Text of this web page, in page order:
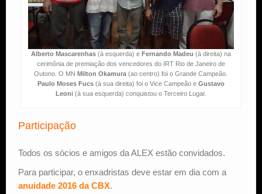
Alberto Mascarenhas(à esquerda) e Fernando Madeu (à direita) na
cerimônia de premiação dos vencedores do IRT Rio de Janeiro de
Outono. O MNMilton Okamura (ao centro) foi o Grande Campeão.
Paulo Moses Fucs(à sua direita) foi o Vice Campeão e Gustavo
Leoni(à sua esquerda) conquistou o Terceiro Lugar.
Participação
Todos os sócios e amigos da ALEX estão convidados.
Para participar, o enxadristas deve estar em dia com a
anuidade 2016 da CBX.